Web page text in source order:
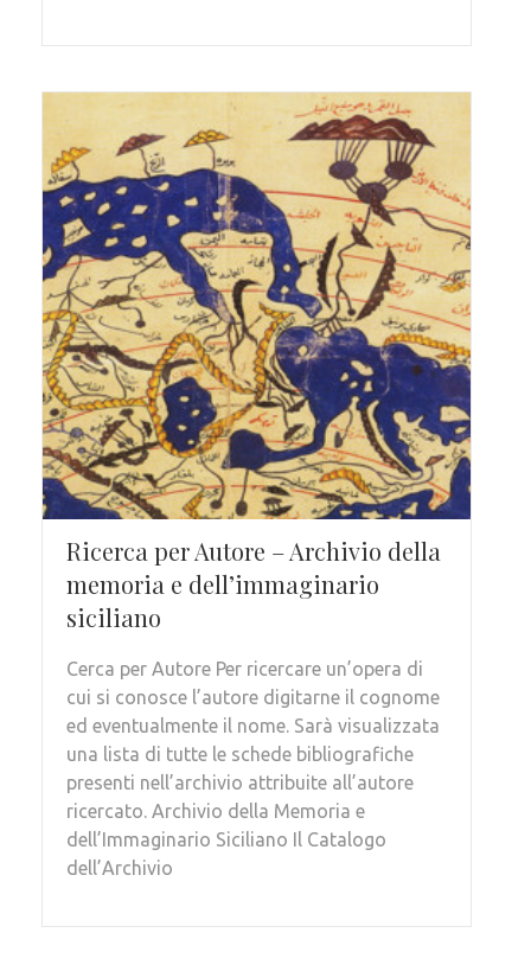
Ricerca per Autore – Archivio della
memoria e dell’immaginario
siciliano
Cerca per Autore Per ricercare un’opera di
cui si conosce l’autore digitarne il cognome
ed eventualmente il nome. Sarà visualizzata
una lista di tutte le schede bibliografiche
presenti nell’archivio attribuite all’autore
ricercato. Archivio della Memoria e
dell’Immaginario Siciliano Il Catalogo
dell’Archivio